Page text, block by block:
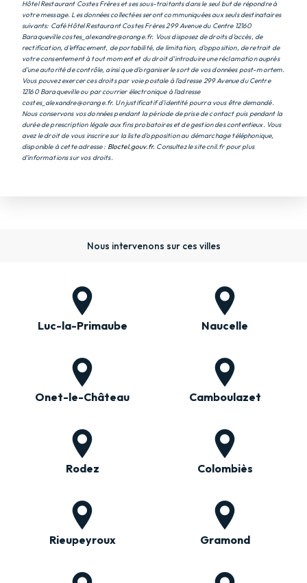
Hôtel Restaurant Costes Frères et ses sous-traitants dans le seul but de répondre à
votre message. Les données collectées seront communiquées aux seuls destinataires
suivants: Café Hôtel Restaurant Costes Frères 299 Avenue du Centre 12160
Baraqueville costes_alexandre@orange.fr. Vous disposez de droits d’accès, de
rectification, d’effacement, de portabilité, de limitation, d’opposition, de retrait de
votre consentement à tout moment et du droit d’introduire une réclamation auprès
d’une autorité de contrôle, ainsi que d’organiser le sort de vos données post-mortem.
Vous pouvez exercer ces droits par voie postale à l'adresse 299 Avenue du Centre
12160 Baraqueville ou par courrier électronique à l'adresse
costes_alexandre@orange.fr. Un justificatif d'identité pourra vous être demandé.
Nous conservons vos données pendant la période de prise de contact puis pendant la
durée de prescription légale aux fins probatoires et de gestion des contentieux. Vous
avez le droit de vous inscrire sur la liste d'opposition au démarchage téléphonique,
disponible à cette adresse : Bloctel.gouv.fr. Consultez le site cnil.fr pour plus
d’informations sur vos droits.
Nous intervenons sur ces villes
Luc-la-Primaube Naucelle
Onet-le-Château Camboulazet
Rodez Colombiès
Rieupeyroux Gramond